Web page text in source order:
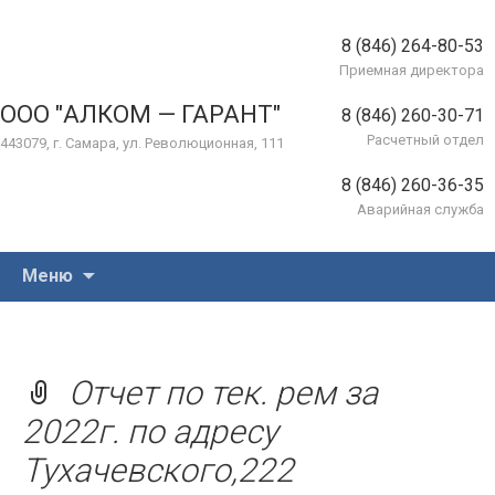
ООО "АЛКОМ — ГАРАНТ"
443079, г. Самара, ул. Революционная, 111
8 (846) 264-80-53
Приемная директора
8 (846) 260-30-71
Расчетный отдел
8 (846) 260-36-35
Аварийная служба
Меню
Отчет по тек. рем за
2022г. по адресу
Тухачевского,222